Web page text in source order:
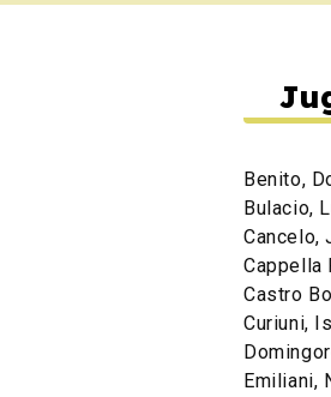
Benito,
Bulacio,
Cancelo,
Cappella
Castro
Curiuni,
Emiliani,